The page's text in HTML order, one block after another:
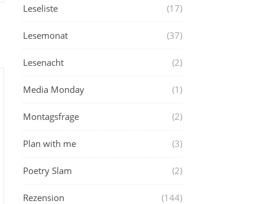
Leseliste (17)
Lesemonat (37)
Lesenacht (2)
Media Monday (1)
Montagsfrage (2)
Plan with me (3)
Poetry Slam (2)
Rezension (144)